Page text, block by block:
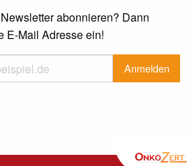
abonnieren? Dann
E-Mail Adresse ein!